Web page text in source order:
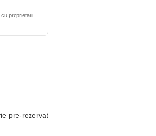
proprietarii
pre-rezervat